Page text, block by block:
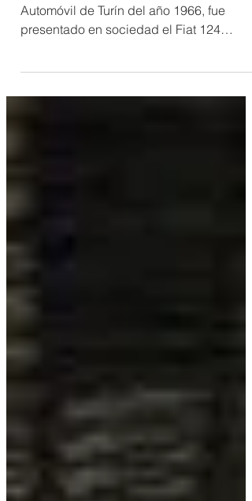
Automóvil de Turín del año 1966, fue
presentado en sociedad el Fiat 124